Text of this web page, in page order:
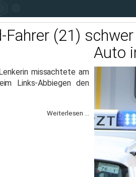
Fahrer (21)
Auto
missachtete am
Links-Abbiegen den
Weiterlesen ...